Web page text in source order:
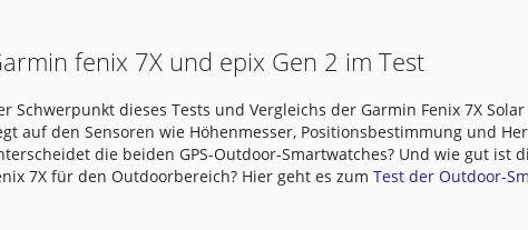
fenix 7X und epix Gen 2 im Test
Schwerpunkt dieses Tests und Vergleichs der Garmin Fenix 7X
auf den Sensoren wie Höhenmesser, Positionsbestimmung und
die beiden GPS-Outdoor-Smartwatches? Und wie gut ist
7X für den Outdoorbereich? Hier geht es zumTest der Outdoor-